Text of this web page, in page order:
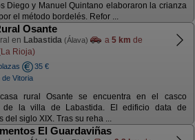
Diego y Manuel Quintano elaboraron la crianza
el método bordelés. Refor ...
Osante
en Labastida (Álava) a 5 km de
Rioja)
35 €
Vitoria
rural Osante se encuentra en el casco
de la villa de Labastida. El edificio data de
del siglo XIX. Tras su reha ...
El Guardaviñas